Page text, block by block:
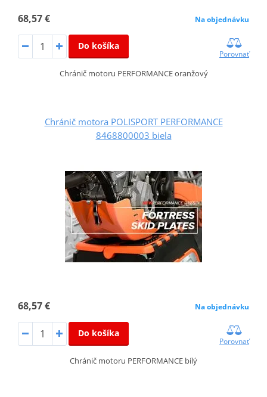
68,57 € Na objednávku
Do košíka
Porovnať
Chránič motoru PERFORMANCE oranžový
Chránič motora POLISPORT PERFORMANCE
8468800003 biela
68,57 € Na objednávku
Do košíka
Porovnať
Chránič motoru PERFORMANCE bílý